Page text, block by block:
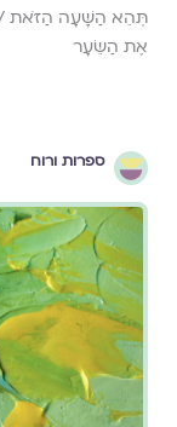
תְּהֵא הַשָּׁעָה הַזֹּאת /
אֶת הַשֵּׂעָר
ספרות ורוח